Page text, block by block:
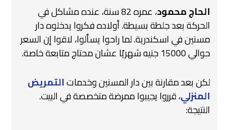
الحاج محمود
، عمره 82 سنة، عنده مشاكل في
الحركة بعد جلطة بسيطة. أولاده فكروا يدخلوه دار
مسنين في اسكندرية. لما راحوا يسألوا، لاقوا إن السعر
حوالي 15000 جنيه شهريًا عشان محتاج متابعة خاصة.
لكن بعد مقارنة بين دار المسنين وخدماتالتمريض
المنزلي، قرروا يجيبوا ممرضة متخصصة في البيت.
النتيجة: